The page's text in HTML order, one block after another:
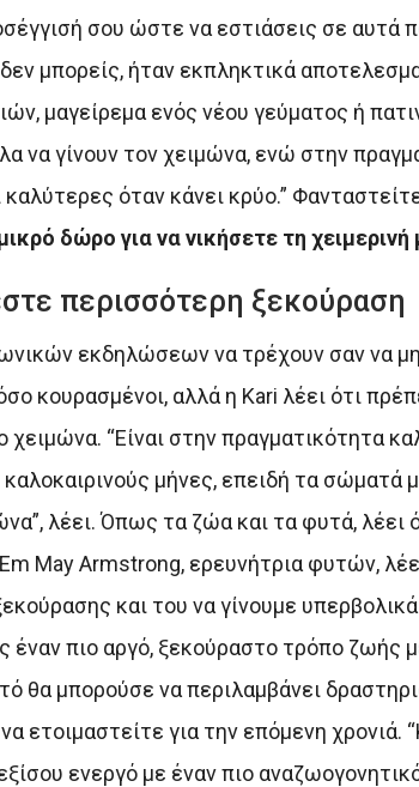
σου ώστε να εστιάσεις σε αυτά
μπορείς, ήταν εκπληκτικά
μαγείρεμα ενός νέου γεύματος ή
να γίνουν τον χειμώνα, ενώ στην
όταν κάνει κρύο.”
δώρο για να νικήσετε τη χειμερινή
περισσότερη ξεκούραση
εκδηλώσεων να τρέχουν σαν να
κουρασμένοι, αλλά η Kari λέει ότι
“Είναι στην πραγματικότητα
μήνες, επειδή τα σώματά
λέει. Όπως τα ζώα και τα φυτά, λέει
May Armstrong, ερευνήτρια φυτών,
και του να γίνουμε
έναν πιο αργό, ξεκούραστο τρόπο
θα μπορούσε να περιλαμβάνει
ετοιμαστείτε για την επόμενη χρονιά.
ενεργό με έναν πιο